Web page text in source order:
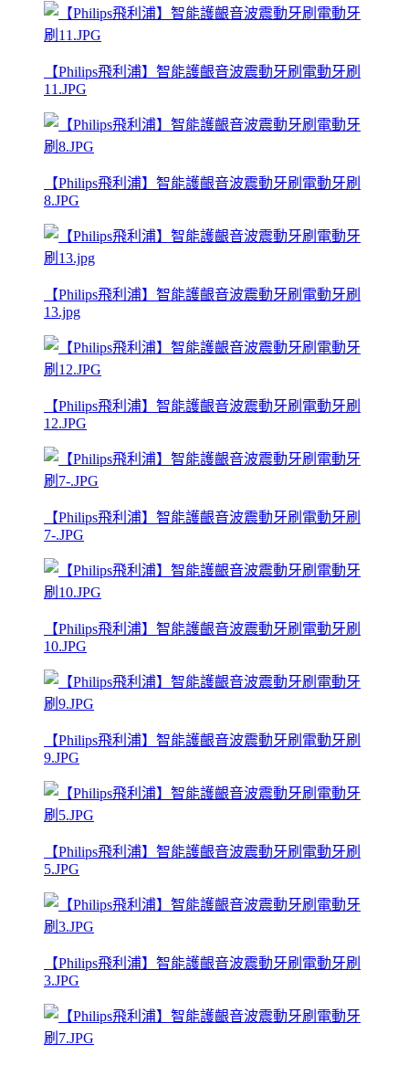
【Philips飛利浦】智能護齦音波震動牙刷電動牙刷
11.JPG
【Philips飛利浦】智能護齦音波震動牙刷電動牙刷
8.JPG
【Philips飛利浦】智能護齦音波震動牙刷電動牙刷
13.jpg
【Philips飛利浦】智能護齦音波震動牙刷電動牙刷
12.JPG
【Philips飛利浦】智能護齦音波震動牙刷電動牙刷
7-.JPG
【Philips飛利浦】智能護齦音波震動牙刷電動牙刷
10.JPG
【Philips飛利浦】智能護齦音波震動牙刷電動牙刷
9.JPG
【Philips飛利浦】智能護齦音波震動牙刷電動牙刷
5.JPG
【Philips飛利浦】智能護齦音波震動牙刷電動牙刷
3.JPG